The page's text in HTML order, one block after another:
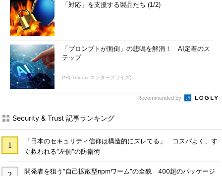
「対応」を支援する製品たち (1/2)
「プロンプトが面倒」の悲鳴を解消！ AI定着のス
テップ
PR(ITmedia エンタープライズ)
Recommended by
Security & Trust 記事ランキング
「日本のセキュリティ信仰は構造的にズレてる」 コスパよく、す
ぐ救われる“左側”の防衛術
開発者を狙う“自己拡散型npmワーム”の全貌 400超のパッケージ